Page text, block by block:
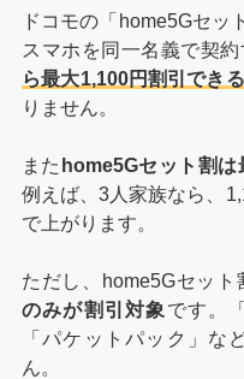
ドコモの「home5Gセッ
スマホを同一名義で契
ら最大1,100円割引でき
りません。
また home5Gセット割
例えば、3人家族なら、
で上がります。
ただし、home5Gセット
のみが割引対象 です。
「パケットパック」な
ん。